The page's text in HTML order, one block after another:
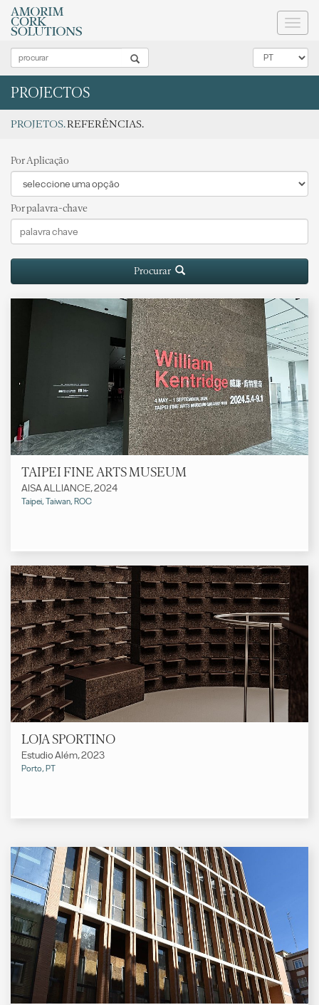
PROJECTOS
PROJETOS.REFERÊNCIAS.
Por Aplicação
Por palavra-chave
Procurar
TAIPEI FINE ARTS MUSEUM
AISA ALLIANCE, 2024
Taipei, Taiwan, ROC
LOJA SPORTINO
Estudio Além, 2023
Porto, PT